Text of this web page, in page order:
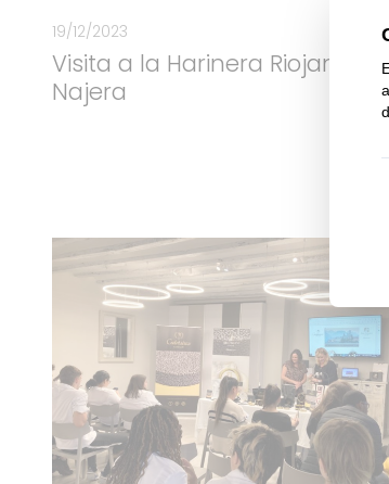
19/12/2023
Visita a la Harinera Riojana de
Najera